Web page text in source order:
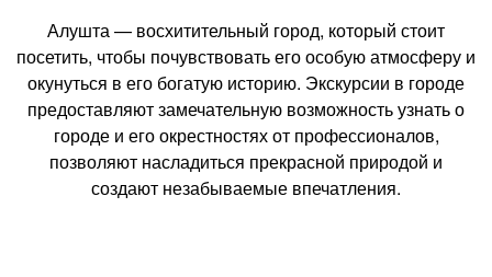
Алушта — восхитительный город, который стоит
посетить, чтобы почувствовать его особую атмосферу и
окунуться в его богатую историю. Экскурсии в городе
предоставляют замечательную возможность узнать о
городе и его окрестностях от профессионалов,
позволяют насладиться прекрасной природой и
создают незабываемые впечатления.